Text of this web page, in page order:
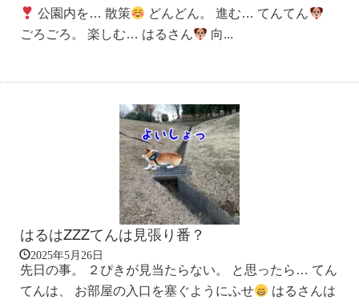
公園内を… 散策
どんどん。 進む… てんてん
ごろごろ。 楽しむ… はるさん
向...
はるはZZZてんは見張り番？
2025年5月26日
先日の事。 ２ぴきが見当たらない。 と思ったら… てん
てんは、 お部屋の入口を塞ぐようにふせ
はるさんは